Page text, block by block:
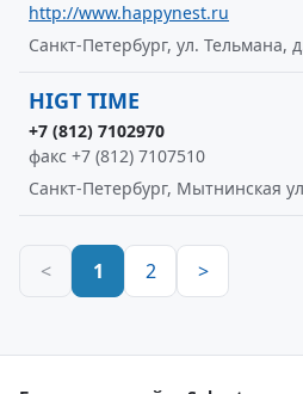
http://www.happynest.ru
Санкт-Петербург, ул. Тельмана,
HIGT TIME
+7 (812) 7102970
факс +7 (812) 7107510
Санкт-Петербург, Мытнинская
< 1 2 >